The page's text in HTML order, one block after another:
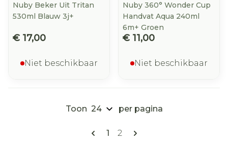
Nuby Beker Uit Tritan
530ml Blauw 3j+
€ 17,00
Niet beschikbaar
Nuby 360° Wonder Cup
Handvat Aqua 240ml
6m+ Groen
€ 11,00
Niet beschikbaar
Pagina's
U lees momenteel pagina
1 Pagina
2
Toon per pagina